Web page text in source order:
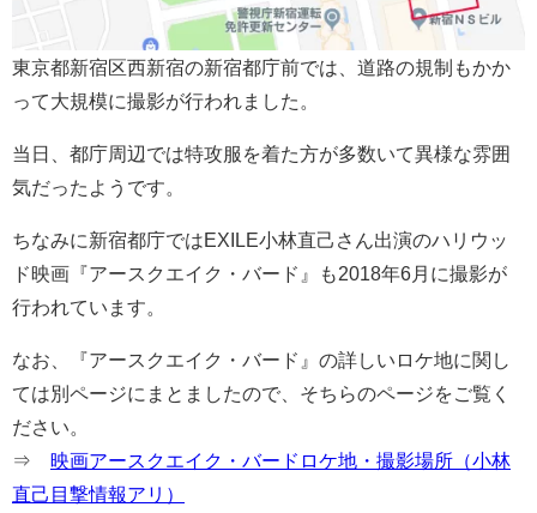
東京都新宿区西新宿の新宿都庁前では、道路の規制もかか
って大規模に撮影が行われました。
当日、都庁周辺では特攻服を着た方が多数いて異様な雰囲
気だったようです。
ちなみに新宿都庁ではEXILE小林直己さん出演のハリウッ
ド映画『アースクエイク・バード』も2018年6月に撮影が
行われています。
なお、『アースクエイク・バード』の詳しいロケ地に関し
ては別ページにまとましたので、そちらのページをご覧く
ださい。
⇒ 映画アースクエイク・バードロケ地・撮影場所（小林
直己目撃情報アリ）